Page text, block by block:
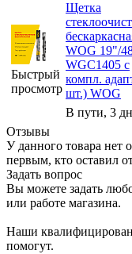
Быстрый
просмотр
Щетка
WOG 19"/
WGC1405 с
компл.
шт.) WOG
В пути, 3
Отзывы
У данного товара нет
первым, кто оставил
Задать вопрос
Вы можете задать
или работе магазина.
Наши
помогут.